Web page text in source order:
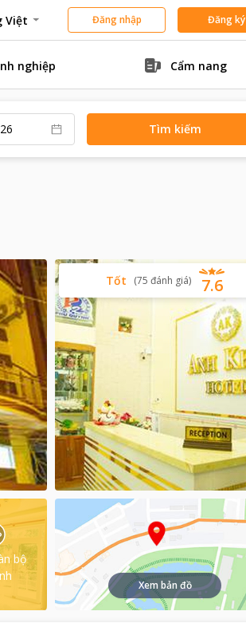
Việt Đăng nhập Đăng ký
nghiệp Cẩm nang
Tìm kiếm
7.6
Tốt (75 đánh giá)
bộ
Xem bản đồ